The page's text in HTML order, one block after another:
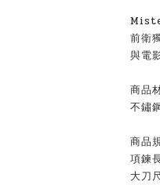
前衛
與電
商品
不鏽
商品
項鍊
大刀